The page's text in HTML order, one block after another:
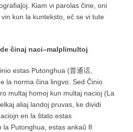
Kiam vi parolas ĉine, oni
kun la kunteksto, eĉ se vi tute
ĉinaj naci–malplimultoj
estas Putonghua (普通话,
la norma ĉina lingvo. Sed Ĉinio
multaj homoj kun multaj nacioj (La
aliaj landoj pruvas, ke dividi
en la ŝtato estas
la Putonghua, estas ankaŭ 8